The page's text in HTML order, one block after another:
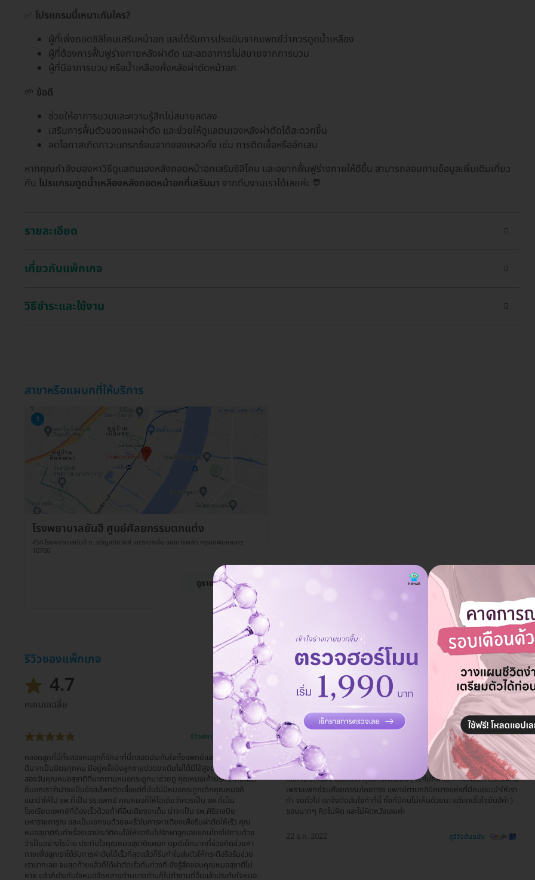
โปรแกรมนี้เหมาะกับใคร?
ผู้ที่เพิ่งถอดซิลิโคนเสริมหน้าอก และได้รับการประเมินจากแพทย์ว่าควรดูดน้ำเหลือง
ผู้ที่ต้องการฟื้นฟูร่างกายหลังผ่าตัด และลดอาการไม่สบายจากการบวม
ผู้ที่มีอาการบวม หรือน้ำเหลืองคั่งหลังผ่าตัดหน้าอก
🌱 ข้อดี
ช่วยให้อาการบวมและความรู้สึกไม่สบายลดลง
เสริมการฟื้นตัวของแผลผ่าตัด และช่วยให้ดูแลตนเองหลังผ่าตัดได้สะดวกขึ้น
ลดโอกาสเกิดภาวะแทรกซ้อนจากของเหลวคั่ง เช่น การติดเชื้อหรืออักเสบ
หากคุณกำลังมองหาวิธีดูแลตนเองหลังถอดหน้าอกเสริมซิลิโคน และอยากฟื้นฟูร่างกายให้ดีขึ้น สามารถสอบถามข้อมูลเพิ่มเติมเกี่ยว
กับ โปรแกรมดูดน้ำเหลืองหลังถอดหน้าอกที่เสริมมา จากทีมงานเราได้เลยค่ะ 💬
รายละเอียด
เกี่ยวกับแพ็กเกจ
วิธีชำระและใช้งาน
สาขาหรือแผนกที่ให้บริการ
1
โรงพยาบาลยันฮี ศูนย์ศัลยกรรมตกแต่ง
454 โรงพยาบาลยันฮี ถ. จรัญสนิทวงศ์ แขวงบางอ้อ เขตบางพลัด กรุงเทพมหานคร
10700
ดูรายละเอียด
รีวิวของแพ็กเกจ
4.7
คะแนนเฉลี่ย
รีวิวสถานที่ให้บริการ 🏥
คลอดลูกที่นี่ทั้งสองคนลูกก็รักษาที่นี่ตลอดประทับใจทั้งแพทย์และเจ้าหน้าที่ ดูแล
ดีมากเป็นมิตรทุกคน มีอยู่ครั้งนึงลูกชายปวดขาเดินไม่ได้มีไข้สูงตลอดอยู่ยันฮี
สองวันคุณหมอสุชาติดีมากตามหมอกระดูกมาช่วยดู คุณหมอเค้าปรึกษากันแล้ว
ก็บอกเราว่าน่าจะเป็นข้อสะโพกติดเชื้อแต่ที่นั่นไม่มีหมอกระดูกเด็กคุณหมอก็
แนะนำให้ไป รพ.ที่เป็น รร.แพทย์ คุณหมอก็ให้ไอเดียว่าควรเป็น รพ.ที่เป็น
โรงเรียนแพทย์ที่ต้องเร็วด้วยถ้าที่อื่นเตียงจะเต็ม น่าจะเป็น รพ.ศิริราชปิย
มหาราชการุณ และเป็นเอกชนด้วยจะเร็วในการหาเตียงเพื่อรีบผ่าตัดให้เร็ว คุณ
หมอสุชาติรีบทำเรื่องเอาประวัติคนไข้ให้เรารีบไปรักษาลูกเลยแถมโทรไปถามด้วย
ว่าเป็นอย่างไรบ้าง ประทับใจคุณหมอสุชาติแผนก opdเด็กมากที่ช่วยคิดช่วยหา
ทางเพื่อลูกเราได้รับการผ่าตัดได้เร็วที่สุดแล้วก็รีบทำใบส่งตัวให้กระตือรือร้นช่วย
เรามากเลย จนสุดท้ายแล้วก็ได้ผ่าตัดเร็วทันท่วงที ยังรู้สึกขอบคุณหมอสุชาติไม่
หาย แล้วก็ประทับใจหมออีกหลายท่านบางท่านก็ไปทำงานที่อื่นแล้วประทับใจหมอ
รีวิวสถานที่ให้บริการ 🏥
คิดไม่ผิดเลย ที่ศัลยกรรมที่นี่ เรามีโรคประจำตัว ตัดสินใจทำตาสองชั้นกับคุณ
หมอสานิจ รอนานหน่อยตอนรอผ่าตัด แต่ดูแลดีจริง ดีเยี่ยม 100% ตั้งแต่เข้าจน
ออก ไม่มีเหวี่ยง วีนใส่เลย คุณภาพดีเยี่ยม ( เราไม่กล้าไปทำกับคลินิค เราไว้ใจที่นี่
เพราะแพทย์จบศัลยกรรมโดยตรง แพทย์ตามคลินิคบางแห่งที่มีคนแนะนำให้เรา
ทำ จบทั่วไป เราจึงตัดสินใจทำที่นี่ ทั้งที่มีคนไม่เห็นด้วยนะ แต่เราเชื่อใจยันฮีค่ะ )
ชอบมากๆ คิดไม่ผิด และไม่ผิดหวังเลยค่ะ
22 ธ.ค. 2022 ดูรีวิวต้นฉบับ